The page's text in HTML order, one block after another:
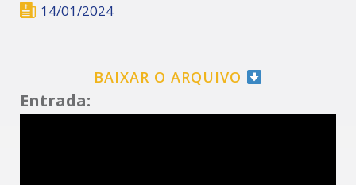
14/01/2024
BAIXAR O ARQUIVO
Entrada: